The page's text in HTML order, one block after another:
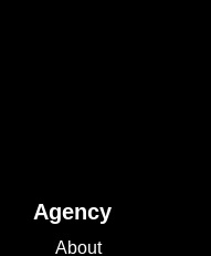
Agency
About